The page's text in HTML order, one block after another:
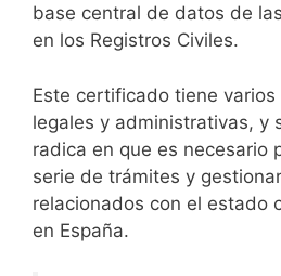
base central de datos de
en los Registros Civiles.
Este certificado tiene
legales y administrativas, y
radica en que es necesario
serie de trámites y
relacionados con el estado
en España.